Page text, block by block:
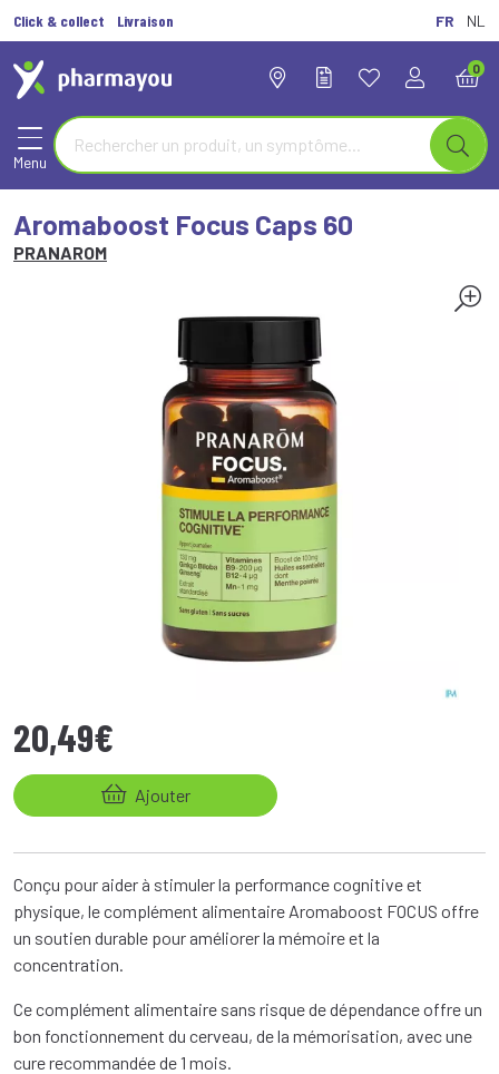
Click & collect Livraison FR NL
0
Menu
Aromaboost Focus Caps 60
PRANAROM
20,49€
Ajouter
Conçu pour aider à stimuler la performance cognitive et
physique, le complément alimentaire Aromaboost FOCUS offre
un soutien durable pour améliorer la mémoire et la
concentration.
Ce complément alimentaire sans risque de dépendance offre un
bon fonctionnement du cerveau, de la mémorisation, avec une
cure recommandée de 1 mois.